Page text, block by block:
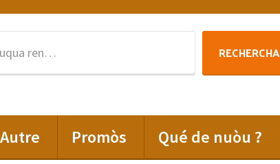
:
RECHERCHA
Autre Promòs Qué de nuòu ?